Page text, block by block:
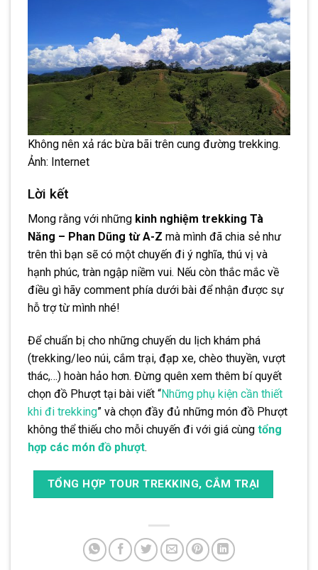
Không nên xả rác bừa bãi trên cung đường trekking.
Ảnh: Internet
Lời kết
Mong rằng với những kinh nghiệm trekking Tà
Năng – Phan Dũng từ A-Z mà mình đã chia sẻ như
trên thì bạn sẽ có một chuyến đi ý nghĩa, thú vị và
hạnh phúc, tràn ngập niềm vui. Nếu còn thắc mắc về
điều gì hãy comment phía dưới bài để nhận được sự
hỗ trợ từ mình nhé!
Để chuẩn bị cho những chuyến du lịch khám phá
(trekking/leo núi, cắm trại, đạp xe, chèo thuyền, vượt
thác,…) hoàn hảo hơn. Đừng quên xem thêm bí quyết
chọn đồ Phượt tại bài viết “Những phụ kiện cần thiết
khi đi trekking” và chọn đầy đủ những món đồ Phượt
không thể thiếu cho mỗi chuyến đi với giá cùng tổng
hợp các món đồ phượt.
TỔNG HỢP TOUR TREKKING, CẮM TRẠI